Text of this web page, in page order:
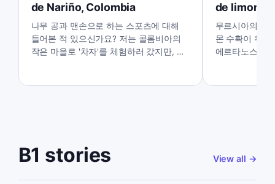
de Nariño, Colombia
나무 공과 맨손으로 하는 스포츠에 대해
들어본 적 있으신가요? 저는 콜롬비아의
작은 마을로 '차자'를 체험하러 갔지만, 첫
de
무르시아의 건
몬 수확이 위험
에르타노스라
B1 stories View all →